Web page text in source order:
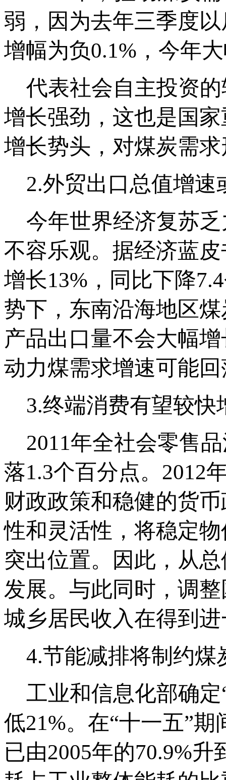
弱，因为去年三季度
增幅为负0.1%，今年
代表社会自主投资的
增长强劲，这也是国
增长势头，对煤炭需
2.外贸出口总值增速
今年世界经济复苏乏
不容乐观。据经济蓝
增长13%，同比下降
势下，东南沿海地区
产品出口量不会大幅
动力煤需求增速可能
3.终端消费有望较快
2011年全社会零售品
落1.3个百分点。2012
财政政策和稳健的货
性和灵活性，将稳定
突出位置。因此，从
发展。与此同时，调
城乡居民收入在得到
4.节能减排将制约煤
工业和信息化部确定
低21%。在“十一五”
已由2005年的70.9%